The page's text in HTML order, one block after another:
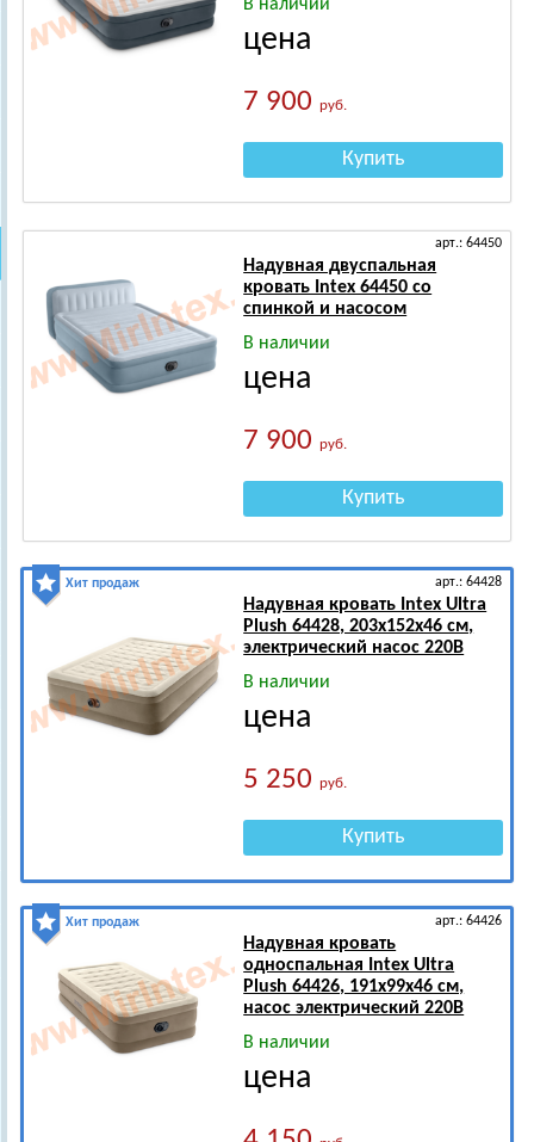
В наличии
цена
7 900руб.
Купить
арт.: 64450
Надувная двуспальная
кровать Intex 64450 со
спинкой и насосом
В наличии
цена
7 900руб.
Купить
Хит продаж арт.: 64428
Надувная кровать Intex Ultra
Plush 64428, 203х152х46 см,
электрический насос 220В
В наличии
цена
5 250руб.
Купить
Хит продаж арт.: 64426
Надувная кровать
односпальная Intex Ultra
Plush 64426, 191х99х46 см,
насос электрический 220В
В наличии
цена